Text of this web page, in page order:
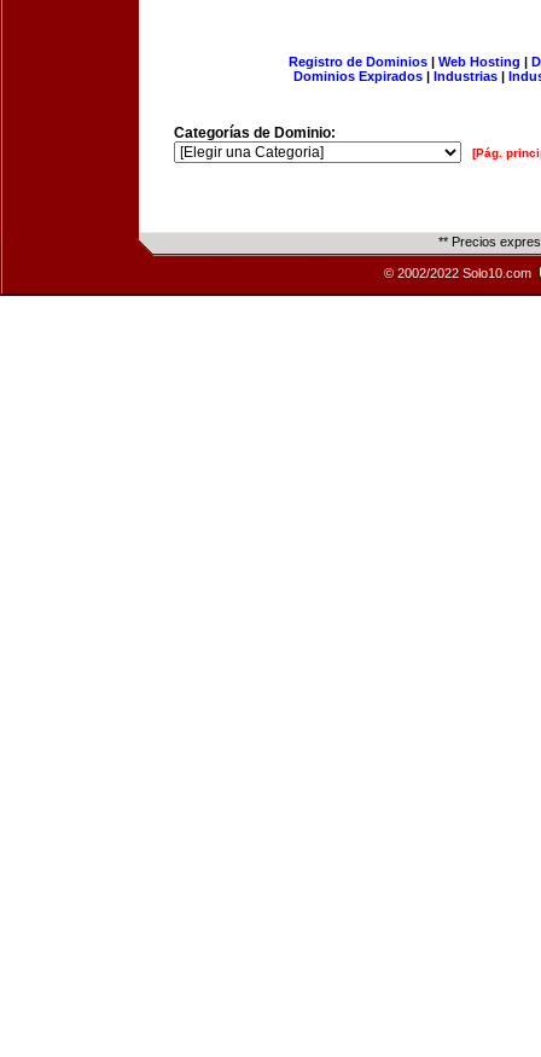
Registro de Dominios| Web Hosting |
Dominios Expirados | Industrias |
Categorías de Dominio:
[Pág.
** Precios
© 2002/2022 Solo10.com